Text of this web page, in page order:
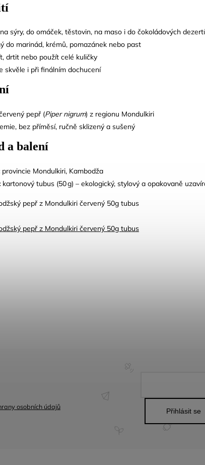
sýry, do omáček, těstovin, na maso i do čokoládových
do marinád, krémů, pomazánek nebo past
drtit nebo použít celé kuličky
skvěle i při finálním dochucení
pepř (Piper nigrum) z regionu Mondulkiri
bez příměsí, ručně sklizený a sušený
a balení
provincie Mondulkiri, Kambodža
kartonový tubus (50 g) – ekologický, stylový a opakovaně
osobních údajů
Přihlásit se